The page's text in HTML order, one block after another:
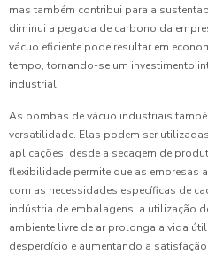
mas também contribui para a
diminui a pegada de carbono da
vácuo eficiente pode resultar em
tempo, tornando-se um investimento
industrial.
As bombas de vácuo industriais
versatilidade. Elas podem ser
aplicações, desde a secagem de
flexibilidade permite que as empresas
com as necessidades específicas de
indústria de embalagens, a utilização
ambiente livre de ar prolonga a vida
desperdício e aumentando a